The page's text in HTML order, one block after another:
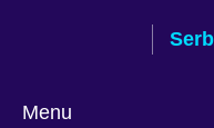
Menu